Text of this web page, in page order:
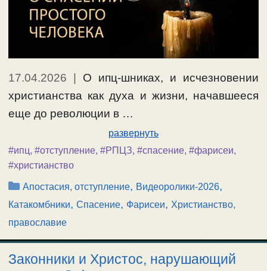
17.04.2026
О ипц-шниках, и исчезновении
христианства как духа и жизни, начавшееся
еще до революции в …
развернуть
#ипц, #отступление, #РПЦЗ, #спасение, #фарисеи,
#христианство
Рубрики
Апостасия, отступление, Видеоролики-2026,
Катакомбники, Спасение, Фарисеи, Христианство,
православие
Законники и Христос, нарушающий